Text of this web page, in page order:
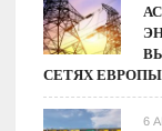
СЕТЯХ ЕВРОПЫ
6